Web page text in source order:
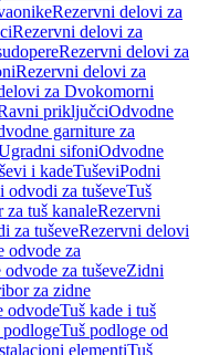
Rezervni delovi za
Rezervni delovi za
Rezervni delovi za
Rezervni delovi za
za Dvokomorni
priključciOdvodne
garniture za
sifoniOdvodne
i kadeTuševiPodni
odvodi za tuševeTuš
za tuš kanaleRezervni
za tuševeRezervni delovi
odvode za
za tuševeZidni
za zidne
odvodeTuš kade i tuš
Tuš podloge od
elementiTuš